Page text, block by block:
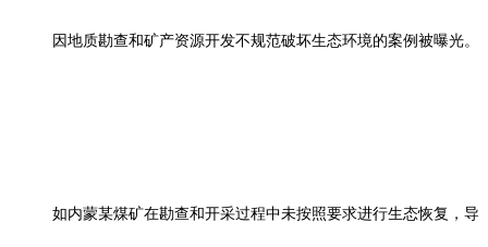
因地质勘查和矿产资源开发不规范破坏生态环境的案例被曝光。
如内蒙某煤矿在勘查和开采过程中未按照要求进行生态恢复，导